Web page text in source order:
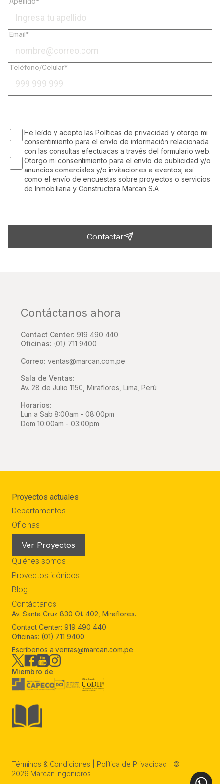
Email*
Teléfono/Celular*
He leído y acepto las Políticas de privacidad y otorgo mi
consentimiento para el envío de información relacionada
con las consultas efectuadas a través del formulario web.
Otorgo mi consentimiento para el envío de publicidad y/o
anuncios comerciales y/o invitaciones a eventos; así
como el envío de encuestas sobre proyectos o servicios
de Inmobiliaria y Constructora Marcan S.A
Contactar
Contáctanos ahora
Contact Center: 919 490 440
Oficinas: (01) 711 9400
Correo: ventas@marcan.com.pe
Sala de Ventas:
Av. 28 de Julio 1150, Miraflores, Lima, Perú
Horarios:
Lun a Sab 8:00am - 08:00pm
Dom 10:00am - 03:00pm
Proyectos actuales
Departamentos
Oficinas
Ver Proyectos
Quiénes somos
Proyectos icónicos
Blog
Contáctanos
Av. Santa Cruz 830 Of. 402, Miraflores.
Contact Center: 919 490 440
Oficinas: (01) 711 9400
Escríbenos a ventas@marcan.com.pe
Miembro de
Términos & Condiciones Política de Privacidad | ©
2026 Marcan Ingenieros